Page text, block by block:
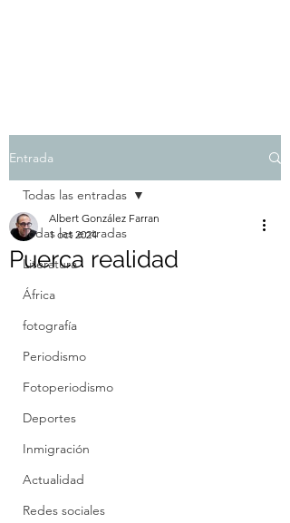
Entrada
Todas las entradas
Literatura
África
fotografía
Periodismo
Fotoperiodismo
Deportes
Inmigración
Actualidad
Redes sociales
Todas las entradas
Puerca realidad
Albert González Farran
1 oct 2024